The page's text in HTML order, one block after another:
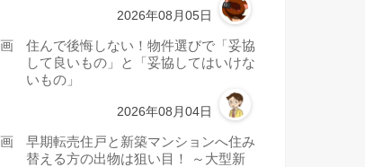
2026年08月05日
住んで後悔しない！物件選びで「妥協
して良いもの」と「妥協してはいけな
いもの」
2026年08月04日
早期転売住戸と新築マンションへ住み
替える方の出物は狙い目！ ～大型新